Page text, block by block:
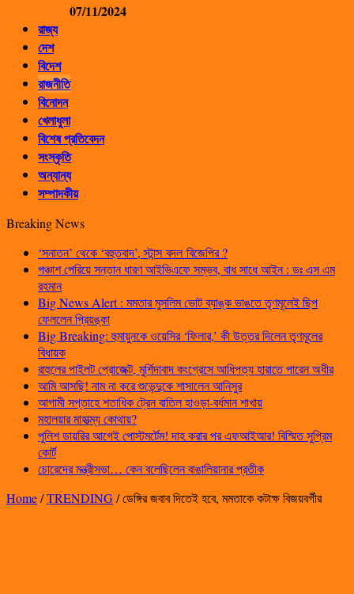
07/11/2024
রাজ্য
দেশ
বিদেশ
রাজনীতি
বিনোদন
খেলাধুলা
বিশেষ প্রতিবেদন
সংস্কৃতি
অন্যান্য
সম্পাদকীয়
Breaking News
‘সনাতন’ থেকে ‘বহুতবাদ’, স্টান্স বদল বিজেপির ?
পঞ্চাশ পেরিয়ে সন্তান ধারণ আইভিএফে সম্ভব, বাধ সাধে আইন : ডঃ এস এম
রহমান
Big News Alert : মমতার মুসলিম ভোট ব্যাঙ্ক ভাঙতে তৃণমূলেই ছিপ
ফেললেন প্রিয়ঙ্কা
Big Breaking: হুমায়ুনকে ওয়েসির ‘ফিলার,’ কী উত্তর দিলেন তৃণমূলের
বিধায়ক
রাহুলের পাইলট প্রোজেক্ট, মুর্শিদাবাদ কংগ্রেসে আধিপত্য হারাতে পারেন অধীর
আমি আসছি! নাম না করে শুভেন্দুকে শাসালেন আনিসুর
আগামী সপ্তাহে শতাধিক ট্রেন বাতিল হাওড়া-বর্ধমান শাখায়
মহালয়ার মাহাত্ম্য কোথায়?
পুলিশ ডায়রির আগেই পোস্টমর্টেম! দাহ করার পর এফআইআর! বিস্মিত সুপ্রিম
কোর্ট
চোরেদের মন্ত্রীসভা… কেন বলেছিলেন বাঙালিয়ানার প্রতীক
Home/TRENDING/ডেঙ্গির জবাব দিতেই হবে, মমতাকে কটাক্ষ বিজয়বর্গীর